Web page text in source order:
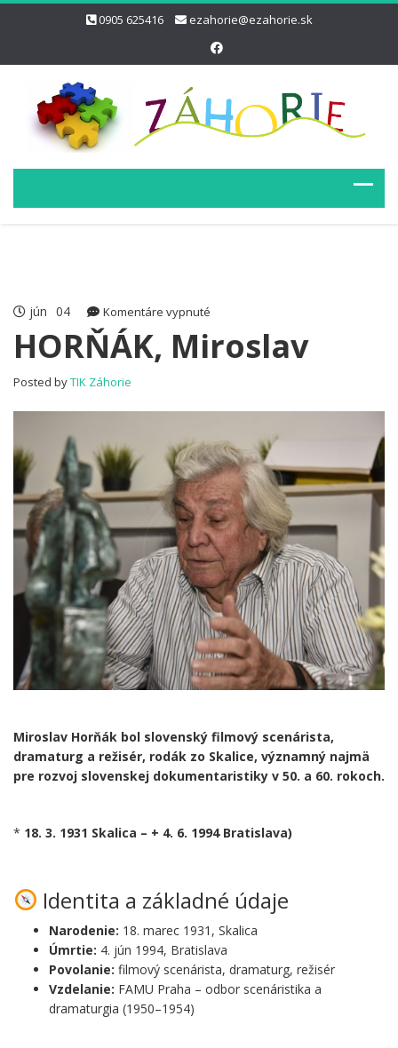
0905 625416 ezahorie@ezahorie.sk
jún 04 Komentáre vypnuté
Miroslav
HORŇÁK, Miroslav
Posted byTIK Záhorie
Miroslav Horňák bol slovenský filmový scenárista,
dramaturg a režisér, rodák zo Skalice, významný najmä
pre rozvoj slovenskej dokumentaristiky v 50. a 60. rokoch.
* 18. 3. 1931 Skalica – + 4. 6. 1994 Bratislava)
Identita a základné údaje
Narodenie: 18. marec 1931, Skalica
Úmrtie: 4. jún 1994, Bratislava
Povolanie: filmový scenárista, dramaturg, režisér
Vzdelanie: FAMU Praha – odbor scenáristika a
dramaturgia (1950–1954)